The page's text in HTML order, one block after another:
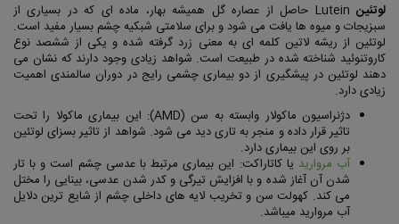
لوتئین
Lutein حاصل از عصاره گل همیشه بهار، ماده ای که در بسیاری از
سبزیجات و میوه ها یافت می شود و برای سلامتی شبکیه چشم بسیار مفید است.
لوتئین از ریشه لاتین کلمه ای به معنی زرد گرفته شده و یکی از ششصد نوع
کاروتنوئید شناخته شده در طبیعت است. شواهد زیادی وجود دارند که نشان می
دهند لوتئین در پیشگیری از دو بیماری چشمی رایج در دوران سالمندی اهمیت
زیادی دارد.
دژنراسیون ماکولار وابسته به سن (AMD): این بیماری ماکولا را تحت
تاثیر قرار داده و منجر به تاری دید می شود. شواهد از تاثیر بسزای لوتئین
بر روی این بیماری دارد.
آب مروارید یا کاتاراکت: این بیماری مرتبط با عدسی چشم است و با تار
شدن آن آغاز شده و با افزایش تیرگی و کدر شدن عدسی، بینایی را مختل
می کند. کهولت سن و تخریب لایه های داخلی چشم از شایع ترین دلایل
آب مروارید میباشد.